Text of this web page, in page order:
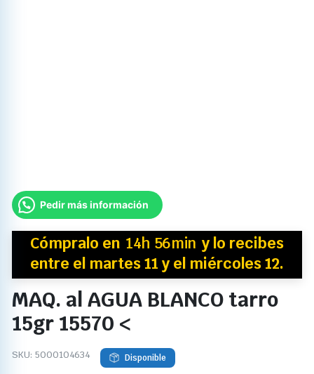
Pedir más información
Cómpralo en 14h 56min y lo recibes
entre el martes 11 y el miércoles 12.
MAQ. al AGUA BLANCO tarro
15gr 15570 <
SKU: 5000104634 Disponible